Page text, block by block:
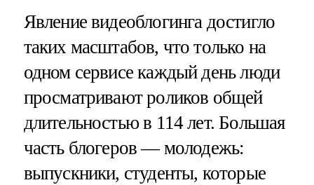
Явление видеоблогинга достигло
таких масштабов, что только на
одном сервисе каждый день люди
просматривают роликов общей
длительностью в 114 лет. Большая
часть блогеров — молодежь:
выпускники, студенты, которые